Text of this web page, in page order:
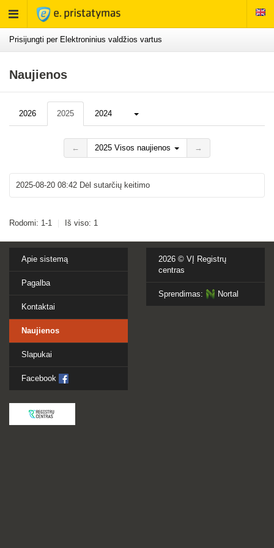
Rodyti
meniu
Prisijungti per Elektroninius valdžios vartus
Naujienos
2026 2025 2024 Daugiau...
← 2025 Visos naujienos →
2025-08-20 08:42 Dėl sutarčių keitimo
Rodomi: 1-1 Iš viso: 1
Apie sistemą
Pagalba
Kontaktai
Naujienos
Slapukai
Facebook
2026 © VĮ Registrų
centras
Sprendimas: Nortal